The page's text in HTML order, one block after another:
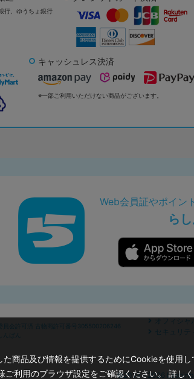
行、 ゆうちょ銀行
キャッシュレス決済
※一部ご利用いただけない商品がございます。
Web会員証やポイン
ら
員会許可済 古物商許可番号305500206246
んばん
オフィシャ
セキュリ
©2019 - 2026
商品及び情報を提供するためにCookieを使用し
利用のブラウザ設定をご確認ください。 詳し